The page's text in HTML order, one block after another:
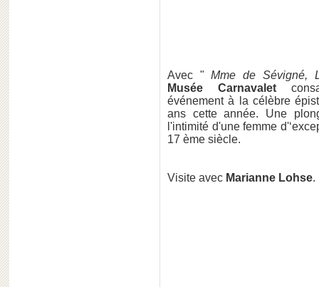
Avec "Mme de Sévigné,
Musée Carnavalet
événement à la célèbre
ans cette année. Une
l'intimité d'une femme
17 ème siècle.
Visite avec Marianne Lohse.